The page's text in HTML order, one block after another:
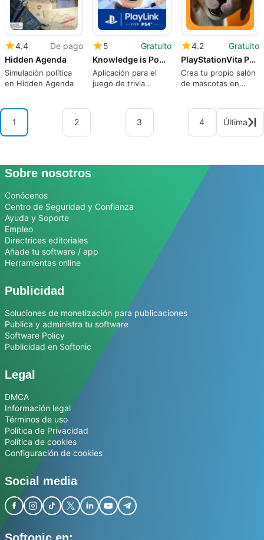
4.4
De pago
Hidden Agenda
Simulación política
en Hidden Agenda
5
Gratuito
Knowledge is Power
Aplicación para el
juego de trivia
4.2
Gratuito
PlayStationVita Pets: Puppy Parlour
Crea tu propio salón
de mascotas en
1 2 3 4 Última
Sobre nosotros
Conócenos
Centro de Seguridad y Confianza
Ayuda y Soporte
Empleo
Directrices editoriales
Añade tu software / app
Herramientas online
Publicidad
Soluciones de monetización para publicaciones
Publica y administra tu software
Software Policy
Publicidad en Softonic
Legal
DMCA
Información legal
Términos de uso
Política de Privacidad
Política de cookies
Configuración de cookies
Social media